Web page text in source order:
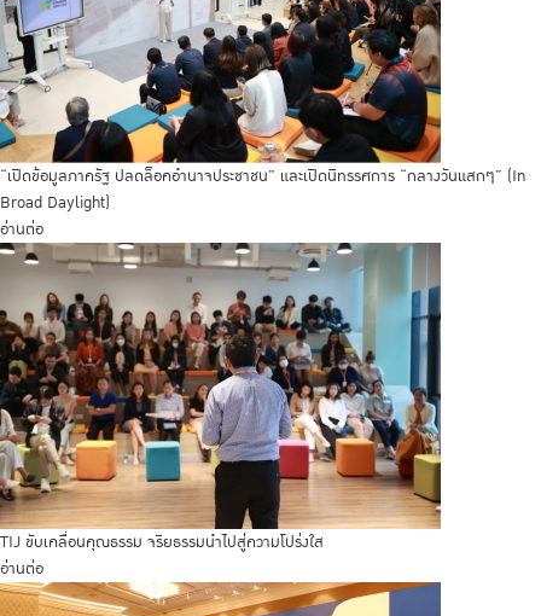
“เปิดข้อมูลภาครัฐ ปลดล็อคอำนาจประชาชน” และเปิดนิทรรศการ “กลางวันแสกๆ” (In
Broad Daylight)
อ่านต่อ
TIJ ขับเคลื่อนคุณธรรม จริยธรรมนำไปสู่ความโปร่งใส
อ่านต่อ